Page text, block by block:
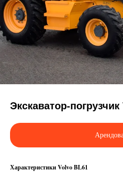
Экскаватор-
Характеристики Volvo BL61